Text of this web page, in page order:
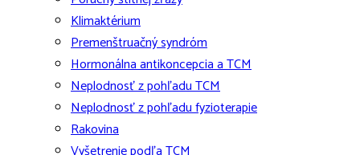
Klimaktérium
Premenštruačný syndróm
Hormonálna antikoncepcia a TCM
Neplodnosť z pohľadu TCM
Neplodnosť z pohľadu fyzioterapie
Rakovina